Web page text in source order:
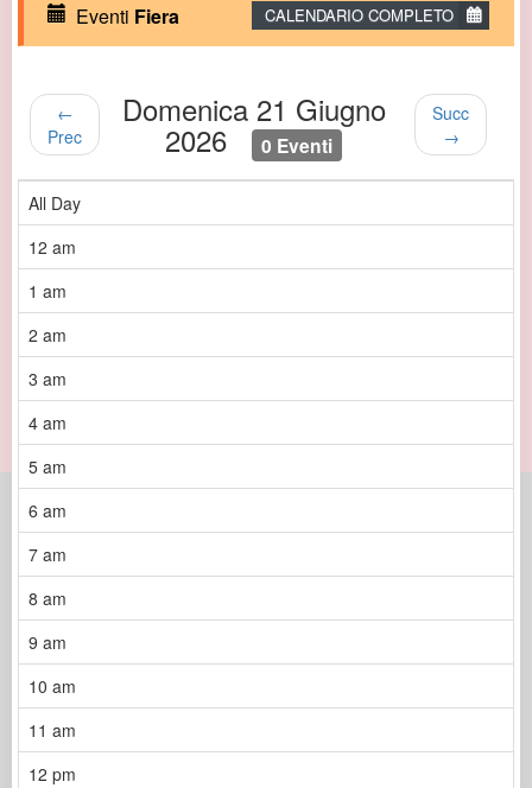
CALENDARIO COMPLETO
Eventi Fiera
←
Prec
Domenica 21 Giugno
2026 0 Eventi
Succ
→
All Day
12 am
1 am
2 am
3 am
4 am
5 am
6 am
7 am
8 am
9 am
10 am
11 am
12 pm